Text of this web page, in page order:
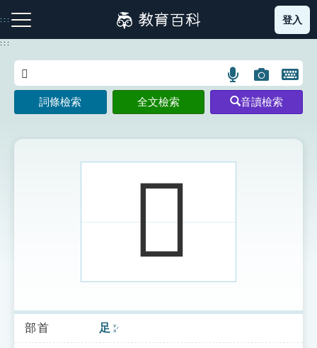
到
主
:::
注音索引圖示 筆畫索引圖示 部首索引表圖示
索引選單
登入
:::
語
言
搜
示
圖
片
搜
開
鍵
圖
詞條檢索 全文檢索 音讀檢索
𨇔
部首 足 ㄗㄨˊ